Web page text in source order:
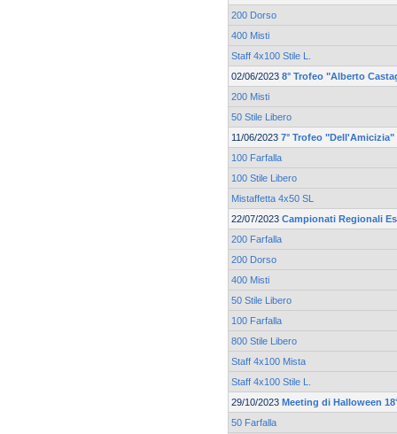
200 Dorso
400 Misti
Staff 4x100 Stile L.
02/06/2023 8° Trofeo "Alberto
200 Misti
50 Stile Libero
11/06/2023 7° Trofeo "Dell'Amicizia"
100 Farfalla
100 Stile Libero
Mistaffetta 4x50 SL
22/07/2023 Campionati Regionali
200 Farfalla
200 Dorso
400 Misti
50 Stile Libero
100 Farfalla
800 Stile Libero
Staff 4x100 Mista
Staff 4x100 Stile L.
29/10/2023 Meeting di Halloween
50 Farfalla